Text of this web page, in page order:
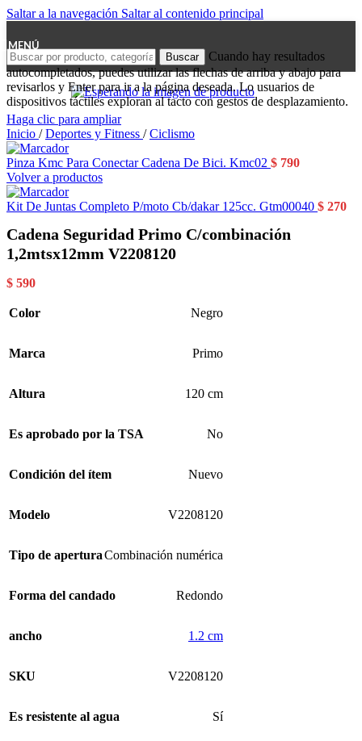
Saltar a la navegación Saltar al contenido principal
MENÚ
Buscar
Cuando hay resultados
autocompletados, puedes utilizar las flechas de arriba y abajo para
revisarlos y Enter para ir a la página deseada. Lo usuarios de
dispositivos táctiles exploran al tacto con gestos de desplazamiento.
Haga clic para ampliar
Inicio / Deportes y Fitness / Ciclismo
Pinza Kmc Para Conectar Cadena De Bici. Kmc02 $ 790
Volver a productos
Kit De Juntas Completo P/moto Cb/dakar 125cc. Gtm00040 $ 270
Cadena Seguridad Primo C/combinación
1,2mtsx12mm V2208120
$ 590
Color Negro
Marca Primo
Altura 120 cm
Es aprobado por la TSA No
Condición del ítem Nuevo
Modelo V2208120
Tipo de aperturaCombinación numérica
Forma del candado Redondo
ancho 1.2 cm
SKU V2208120
Es resistente al agua Sí